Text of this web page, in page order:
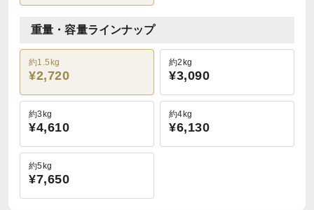
重量・容量ラインナップ
約1.5kg
¥2,720
約2kg
¥3,090
約3kg
¥4,610
約4kg
¥6,130
約5kg
¥7,650